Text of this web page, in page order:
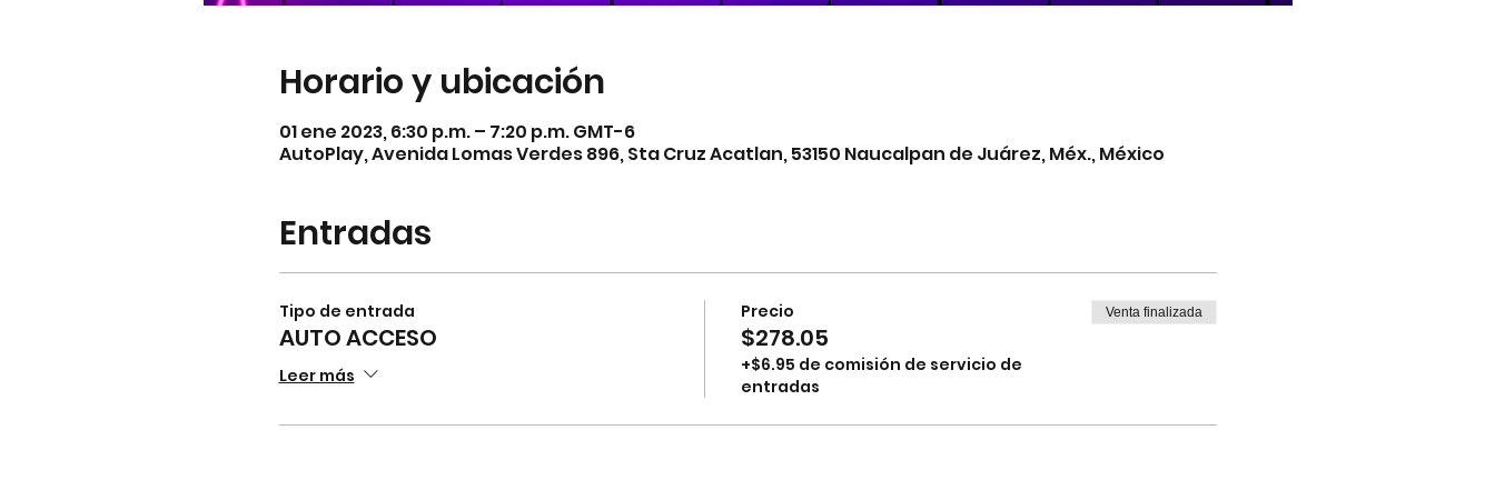
Horario y ubicación
01 ene 2023, 6:30 p.m. – 7:20 p.m. GMT-6
AutoPlay, Avenida Lomas Verdes 896, Sta Cruz Acatlan, 53150 Naucalpan de Juárez, Méx., México
Entradas
Tipo de entrada
AUTO ACCESO
Leer más
Precio
$278.05
+$6.95 de comisión de servicio de
entradas
Venta finalizada